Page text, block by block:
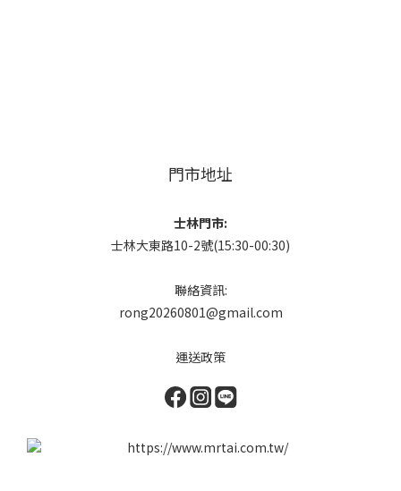
門市地址
士林門市:
士林大東路10-2號(15:30-00:30)
聯絡資訊:
rong20260801@gmail.com
運送政策